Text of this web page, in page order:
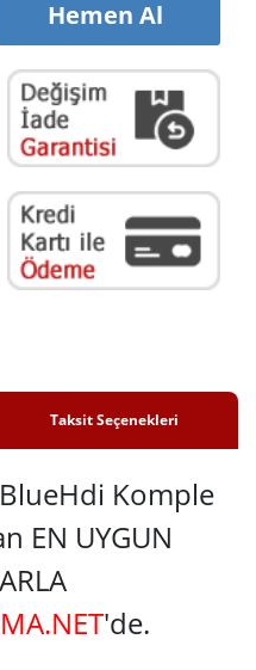
Hemen Al
Taksit Seçenekleri
Komple
EN UYGUN
'de.